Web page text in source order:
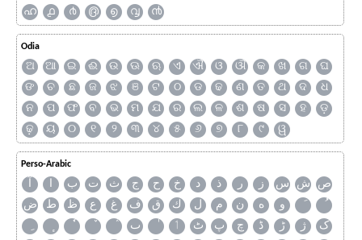
ഹ
൧ ൪ ൫ ൭ ൮ ൯
Odia
ଅ ଆ ଇ ଈ ଉ ଊ ଋ ଏ ଐ ଓ ଔ କ ଖ ଗ
ଘ
ଙ
ଚ ଛ ଜ ଝ ଞ ଟ ଠ ଡ ଢ ଣ ତ ଥ ଦ
ଧ
ନ
ପ ଫ ବ ଭ ମ ଯ ର ଲ ଳ ଶ ଷ ସ ହ
ଡ଼
ଢ଼
ୟ ୦ ୧ ୨ ୩ ୪ ୫ ୬ ୭ ୮ ୯ ୱ
Perso-Arabic
آ ا ب ت ث ج ح خ د ذ ر ز س ش ص
ض
ط ظ ع غ ف ق ك ل م ن ه
و
ٮ
ٲ ٹ پ چ ڈ ڑ ژ
ک